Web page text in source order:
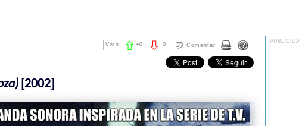
Comentar
-0
Vota: +0
[2002]